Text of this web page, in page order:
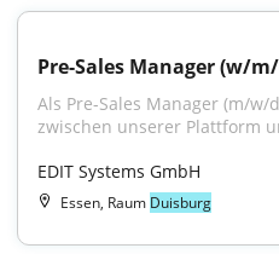
Pre-Sales Manager (w/
Als Pre-Sales Manager (m/
zwischen unserer Plattform
EDIT Systems GmbH
Essen, Raum Duisburg